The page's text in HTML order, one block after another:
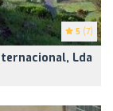
5 (7)
Lda